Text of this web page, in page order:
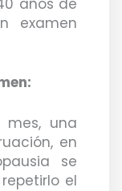
años de
examen
una
en
se
el